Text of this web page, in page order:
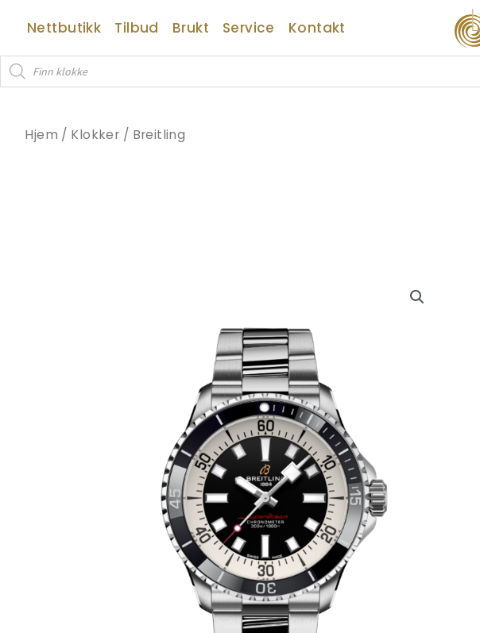
innholdet
Nettbutikk Tilbud Brukt Service
Kontakt
Products
search
Hjem / Klokker / Breitling